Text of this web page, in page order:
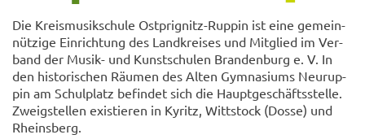
Die Kreis­musik­schu­le Ost­prignitz-​Ruppin ist eine ge­mein­
nüt­zi­ge Ein­rich­tung des Land­­krei­ses und Mit­glied im Ver­
band der Musik-​ und Kunst­­schu­len Bran­den­burg e. V. In
den his­to­ri­schen Räu­men des Alten Gym­na­si­ums Neu­rup­
pin am Schul­platz be­fin­det sich die Haupt­ge­schäfts­stel­le.
Zweig­stel­len exis­tie­ren in Ky­ritz, Witt­stock (Dosse) und
Rheins­berg.